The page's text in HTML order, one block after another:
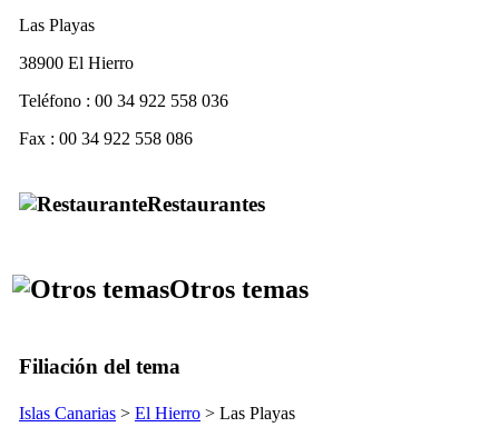
Las Playas
38900 El Hierro
Teléfono : 00 34 922 558 036
Fax : 00 34 922 558 086
Restaurantes
Otros temas
Filiación del tema
Islas Canarias > El Hierro > Las Playas